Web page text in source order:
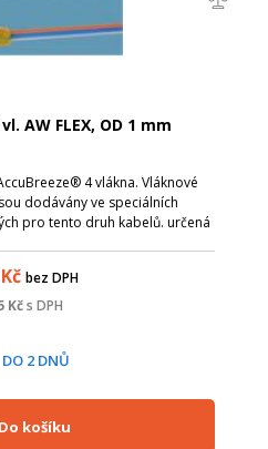
AW FLEX, OD 1 mm
4 vlákna. Vláknové
dodávány ve speciálních
pro tento druh kabelů. určená
bez DPH
Kčs DPH
DO 2 DNŮ
Do košíku